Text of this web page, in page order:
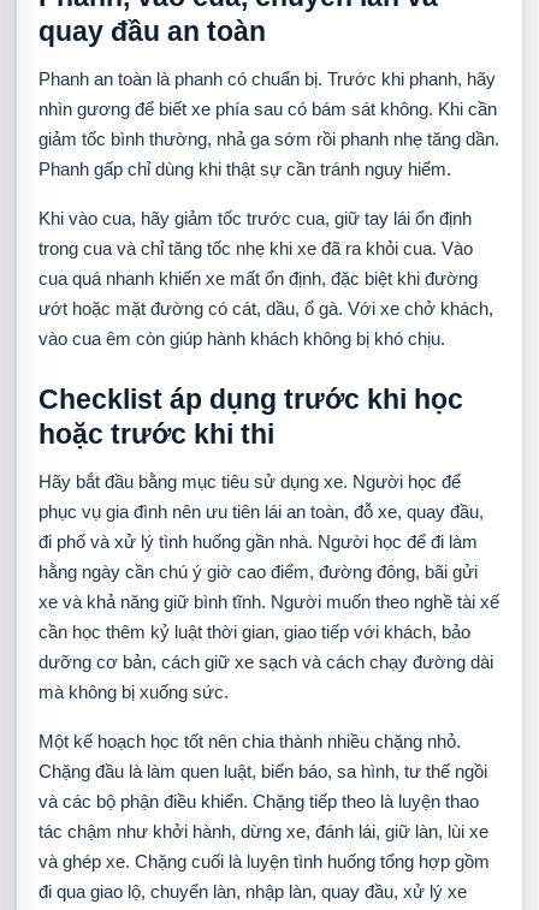
quay đầu an toàn
Phanh an toàn là phanh có chuẩn bị. Trước khi phanh, hãy
nhìn gương để biết xe phía sau có bám sát không. Khi cần
giảm tốc bình thường, nhả ga sớm rồi phanh nhẹ tăng dần.
Phanh gấp chỉ dùng khi thật sự cần tránh nguy hiểm.
Khi vào cua, hãy giảm tốc trước cua, giữ tay lái ổn định
trong cua và chỉ tăng tốc nhẹ khi xe đã ra khỏi cua. Vào
cua quá nhanh khiến xe mất ổn định, đặc biệt khi đường
ướt hoặc mặt đường có cát, dầu, ổ gà. Với xe chở khách,
vào cua êm còn giúp hành khách không bị khó chịu.
Checklist áp dụng trước khi học
hoặc trước khi thi
Hãy bắt đầu bằng mục tiêu sử dụng xe. Người học để
phục vụ gia đình nên ưu tiên lái an toàn, đỗ xe, quay đầu,
đi phố và xử lý tình huống gần nhà. Người học để đi làm
hằng ngày cần chú ý giờ cao điểm, đường đông, bãi gửi
xe và khả năng giữ bình tĩnh. Người muốn theo nghề tài xế
cần học thêm kỷ luật thời gian, giao tiếp với khách, bảo
dưỡng cơ bản, cách giữ xe sạch và cách chạy đường dài
mà không bị xuống sức.
Một kế hoạch học tốt nên chia thành nhiều chặng nhỏ.
Chặng đầu là làm quen luật, biển báo, sa hình, tư thế ngồi
và các bộ phận điều khiển. Chặng tiếp theo là luyện thao
tác chậm như khởi hành, dừng xe, đánh lái, giữ làn, lùi xe
và ghép xe. Chặng cuối là luyện tình huống tổng hợp gồm
đi qua giao lộ, chuyển làn, nhập làn, quay đầu, xử lý xe